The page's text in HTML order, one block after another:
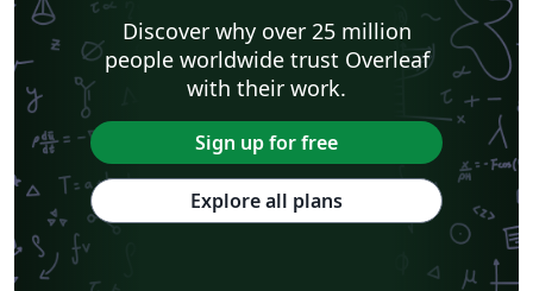
Discover why over 25 million
people worldwide trust Overleaf
with their work.
Sign up for free
Explore all plans